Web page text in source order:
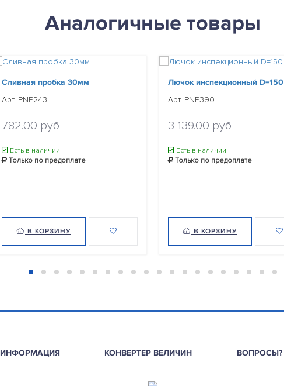
Аналогичные товары
Сливная пробка 30мм
Арт. PNP243
782.00 руб
Есть в наличии
Только по предоплате
В КОРЗИНУ
Лючок инспекционный
Арт. PNP390
3 139.00 руб
Есть в наличии
Только по предоплате
В КОРЗИНУ
ИНФОРМАЦИЯ КОНВЕРТЕР ВЕЛИЧИН ВОПРОСЫ?